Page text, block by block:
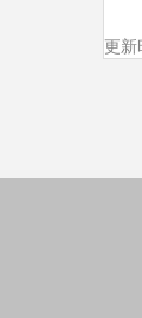
更新